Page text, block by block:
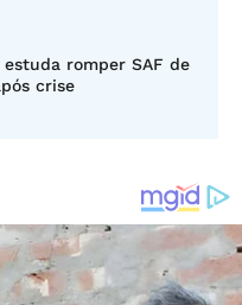
romper SAF de
crise